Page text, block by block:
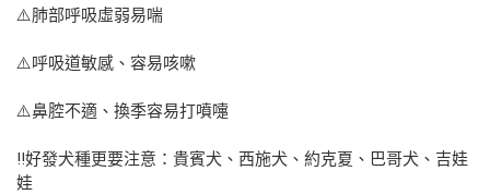
⚠️肺部呼吸虛弱易喘
⚠️呼吸道敏感、容易咳嗽
⚠️鼻腔不適、換季容易打噴嚏
‼️好發犬種更要注意：貴賓犬、西施犬、約克夏、巴哥犬、吉娃
娃